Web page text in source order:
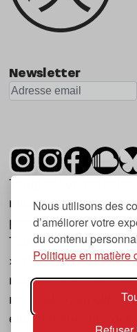
Nous utilisons des
d’améliorer votre
du contenu
Politique en matière
Newsletter
Tsugi est un mensuel
musique et les
première parution
Tsugi en japonais
», ce qui correspond
magazine, à l’affût
musicales, qu’elles
électronique, du rock